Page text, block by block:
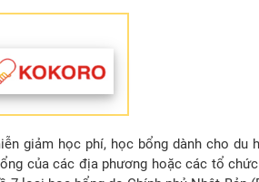
giảm học phí, học bổng dành cho du
của các địa phương hoặc các tổ